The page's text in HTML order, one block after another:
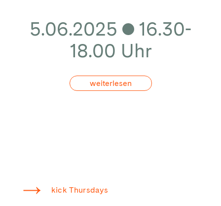
5.06.2025
16.30-
18.00 Uhr
weiterlesen
kick Thursdays